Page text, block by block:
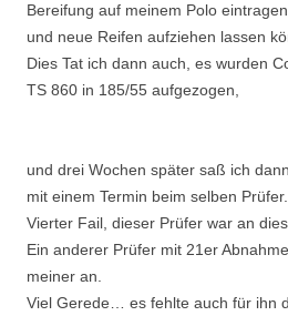
Bereifung auf meinem Polo
und neue Reifen aufziehen lassen
Dies Tat ich dann auch, es wurden
TS 860 in 185/55 aufgezogen,
und drei Wochen später saß ich
mit einem Termin beim selben Prüfer.
Vierter Fail, dieser Prüfer war an
Ein anderer Prüfer mit 21er
meiner an.
Viel Gerede… es fehlte auch für ihn